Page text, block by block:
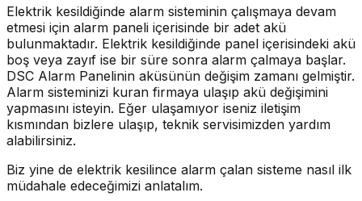
Elektrik kesildiğinde alarm sisteminin çalışmaya devam
etmesi için alarm paneli içerisinde bir adet akü
bulunmaktadır. Elektrik kesildiğinde panel içerisindeki akü
boş veya zayıf ise bir süre sonra alarm çalmaya başlar.
DSC Alarm Panelinin aküsünün değişim zamanı gelmiştir.
Alarm sisteminizi kuran firmaya ulaşıp akü değişimini
yapmasını isteyin. Eğer ulaşamıyor iseniz iletişim
kısmından bizlere ulaşıp, teknik servisimizden yardım
alabilirsiniz.
Biz yine de elektrik kesilince alarm çalan sisteme nasıl ilk
müdahale edeceğimizi anlatalım.